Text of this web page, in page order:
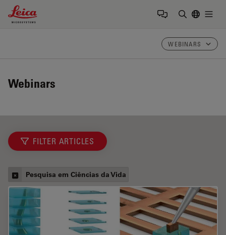
Leica Microsystems Logo
WEBINARS
Webinars
FILTER ARTICLES
Pesquisa em Ciências da Vida